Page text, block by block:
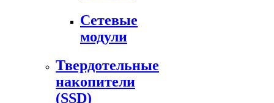
Сетевые
модули
Твердотельные
накопители
(SSD)